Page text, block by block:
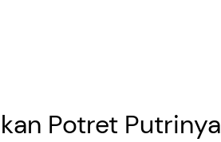
Potret Putrinya